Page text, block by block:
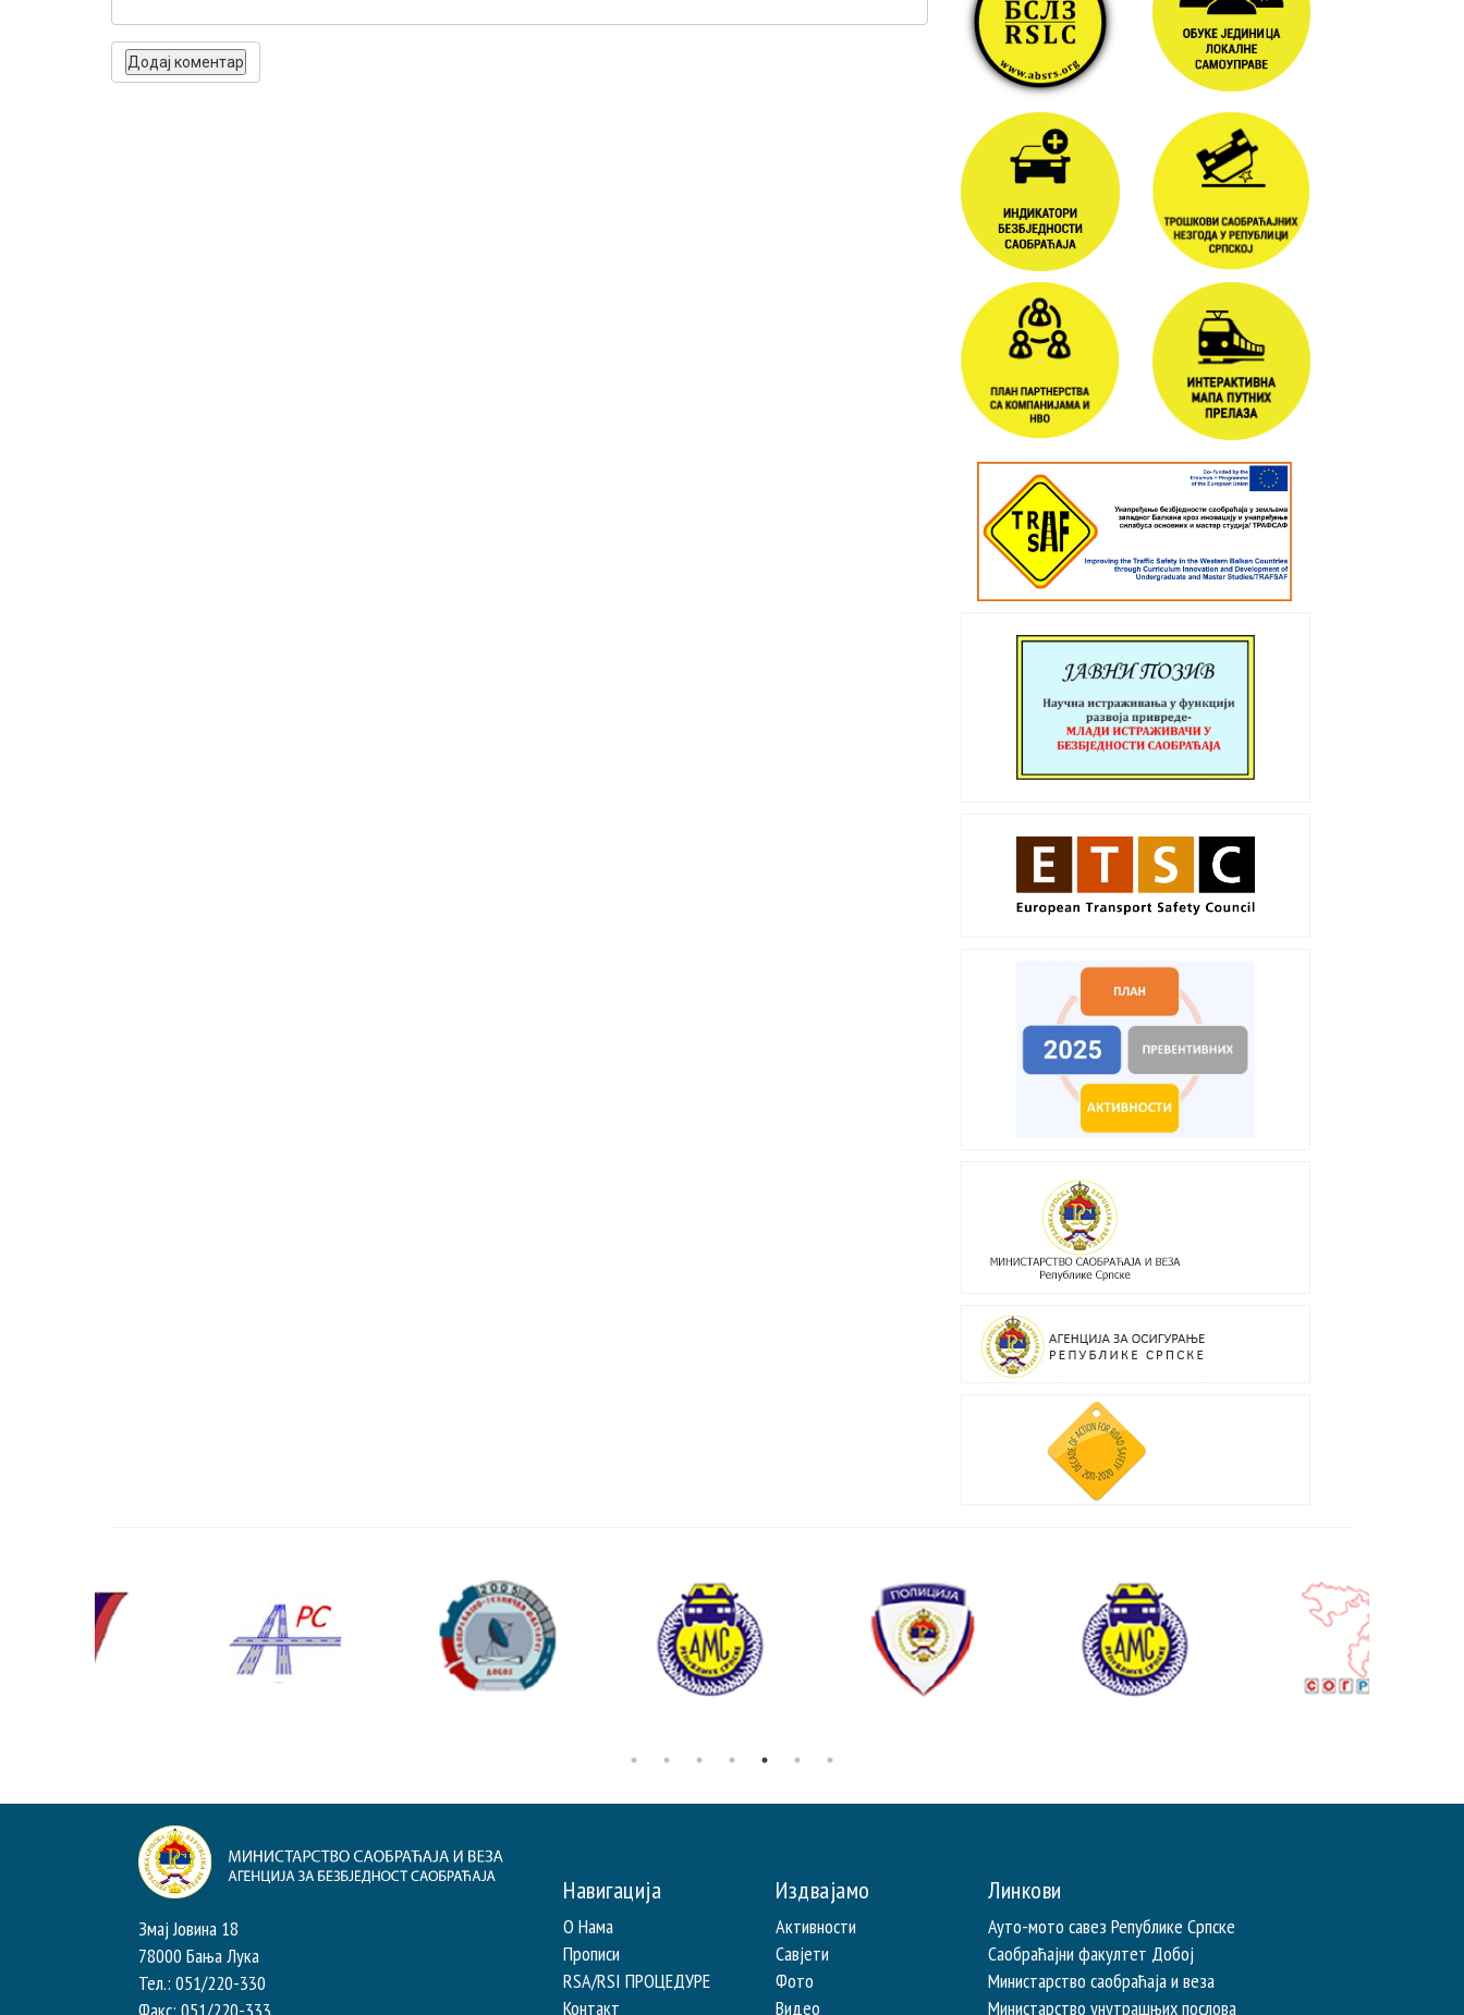
Змај Јовина 18
78000 Бања Лука
Тел.: 051/220-330
Факс: 051/220-333
Навигација
О Нама
Прописи
RSA/RSI ПРОЦЕДУРЕ
Контакт
Издвајамо
Активности
Савјети
Фото
Видео
Линкови
Ауто-мото савез Републике Српске
Саобраћајни факултет Добој
Министарство саобраћаја и веза
Министарство унутрашњих послова